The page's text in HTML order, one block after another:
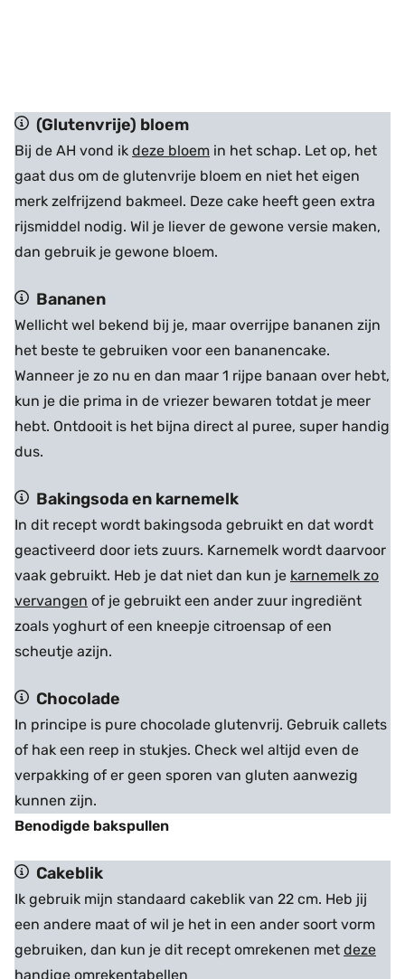
(Glutenvrije) bloem
Bij de AH vond ik deze bloem in het schap. Let op, het
gaat dus om de glutenvrije bloem en niet het eigen
merk zelfrijzend bakmeel. Deze cake heeft geen extra
rijsmiddel nodig. Wil je liever de gewone versie maken,
dan gebruik je gewone bloem.
Bananen
Wellicht wel bekend bij je, maar overrijpe bananen zijn
het beste te gebruiken voor een bananencake.
Wanneer je zo nu en dan maar 1 rijpe banaan over hebt,
kun je die prima in de vriezer bewaren totdat je meer
hebt. Ontdooit is het bijna direct al puree, super handig
dus.
Bakingsoda en karnemelk
In dit recept wordt bakingsoda gebruikt en dat wordt
geactiveerd door iets zuurs. Karnemelk wordt daarvoor
vaak gebruikt. Heb je dat niet dan kun je karnemelk zo
vervangen of je gebruikt een ander zuur ingrediënt
zoals yoghurt of een kneepje citroensap of een
scheutje azijn.
Chocolade
In principe is pure chocolade glutenvrij. Gebruik callets
of hak een reep in stukjes. Check wel altijd even de
verpakking of er geen sporen van gluten aanwezig
kunnen zijn.
Benodigde bakspullen
Cakeblik
Ik gebruik mijn standaard cakeblik van 22 cm. Heb jij
een andere maat of wil je het in een ander soort vorm
gebruiken, dan kun je dit recept omrekenen met deze
handige omrekentabellen